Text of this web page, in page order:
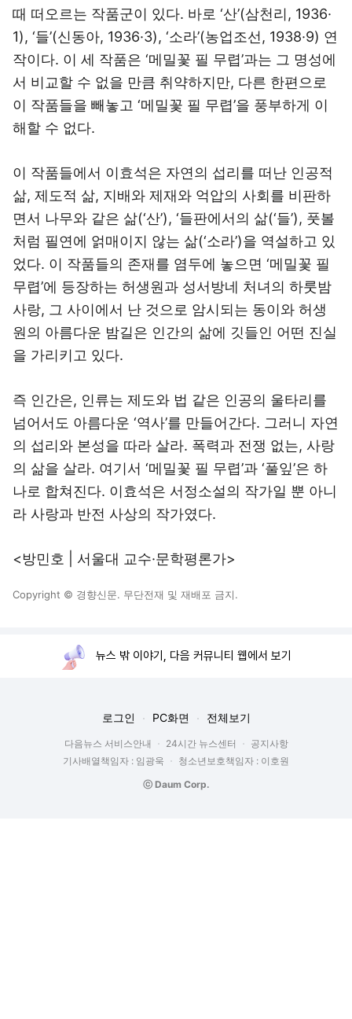
때 떠오르는 작품군이 있다. 바로 ‘산’(삼천리, 1936·
1), ‘들’(신동아, 1936·3), ‘소라’(농업조선, 1938·9) 연
작이다. 이 세 작품은 ‘메밀꽃 필 무렵’과는 그 명성에
서 비교할 수 없을 만큼 취약하지만, 다른 한편으로
이 작품들을 빼놓고 ‘메밀꽃 필 무렵’을 풍부하게 이
해할 수 없다.
이 작품들에서 이효석은 자연의 섭리를 떠난 인공적
삶, 제도적 삶, 지배와 제재와 억압의 사회를 비판하
면서 나무와 같은 삶(‘산’), ‘들판에서의 삶(‘들’), 풋볼
처럼 필연에 얽매이지 않는 삶(‘소라’)을 역설하고 있
었다. 이 작품들의 존재를 염두에 놓으면 ‘메밀꽃 필
무렵’에 등장하는 허생원과 성서방네 처녀의 하룻밤
사랑, 그 사이에서 난 것으로 암시되는 동이와 허생
원의 아름다운 밤길은 인간의 삶에 깃들인 어떤 진실
을 가리키고 있다.
즉 인간은, 인류는 제도와 법 같은 인공의 울타리를
넘어서도 아름다운 ‘역사’를 만들어간다. 그러니 자연
의 섭리와 본성을 따라 살라. 폭력과 전쟁 없는, 사랑
의 삶을 살라. 여기서 ‘메밀꽃 필 무렵’과 ‘풀잎’은 하
나로 합쳐진다. 이효석은 서정소설의 작가일 뿐 아니
라 사랑과 반전 사상의 작가였다.
<방민호 | 서울대 교수·문학평론가>
Copyright © 경향신문. 무단전재 및 재배포 금지.
뉴스 밖 이야기, 다음 커뮤니티 웹에서 보기
로그인 PC화면 전체보기
다음뉴스 서비스안내 24시간 뉴스센터
공지사항
기사배열책임자 : 임광욱
청소년보호책임자 : 이호원
ⓒ Daum Corp.